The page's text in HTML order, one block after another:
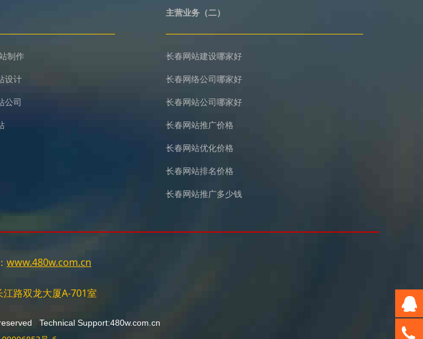
制作
设计
公司
主营业务（二）
长春网站建设哪家好
长春网络公司哪家好
长春网站公司哪家好
长春网站推广价格
长春网站优化价格
长春网站排名价格
长春网站推广多少钱
www.480w.com.cn
江路双龙大厦A-701室
Technical Support:480w.com.cn